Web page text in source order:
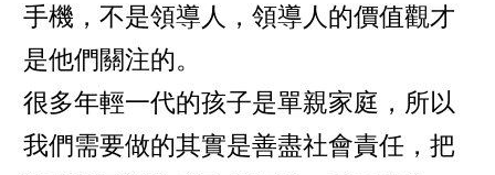
手機，不是領導人，領導人的價值觀才
是他們關注的。
很多年輕一代的孩子是單親家庭，所以
我們需要做的其實是善盡社會責任，把